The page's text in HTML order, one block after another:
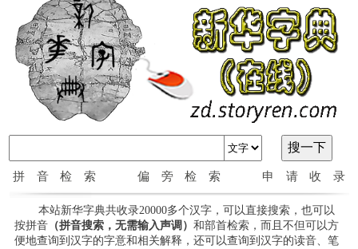
拼音检索 偏旁检索 申请收录
本站新华字典共收录20000多个汉字，可以直接搜索，也可以
按拼音（拼音搜索，无需输入声调） 和部首检索，而且不但可以方
便地查询到汉字的字意和相关解释，还可以查询到汉字的读音、笔